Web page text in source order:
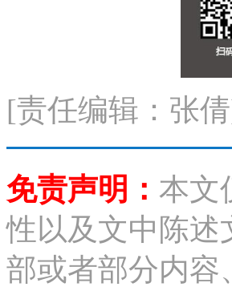
[责任编辑：张
免责声明： 本文
性以及文中陈述
部或者部分内容